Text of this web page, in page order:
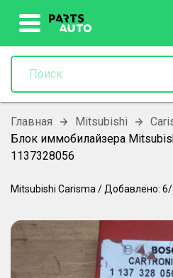
Главная Mitsubishi
Блок иммобилайзера
1137328056
Mitsubishi Carisma / Добавлено: